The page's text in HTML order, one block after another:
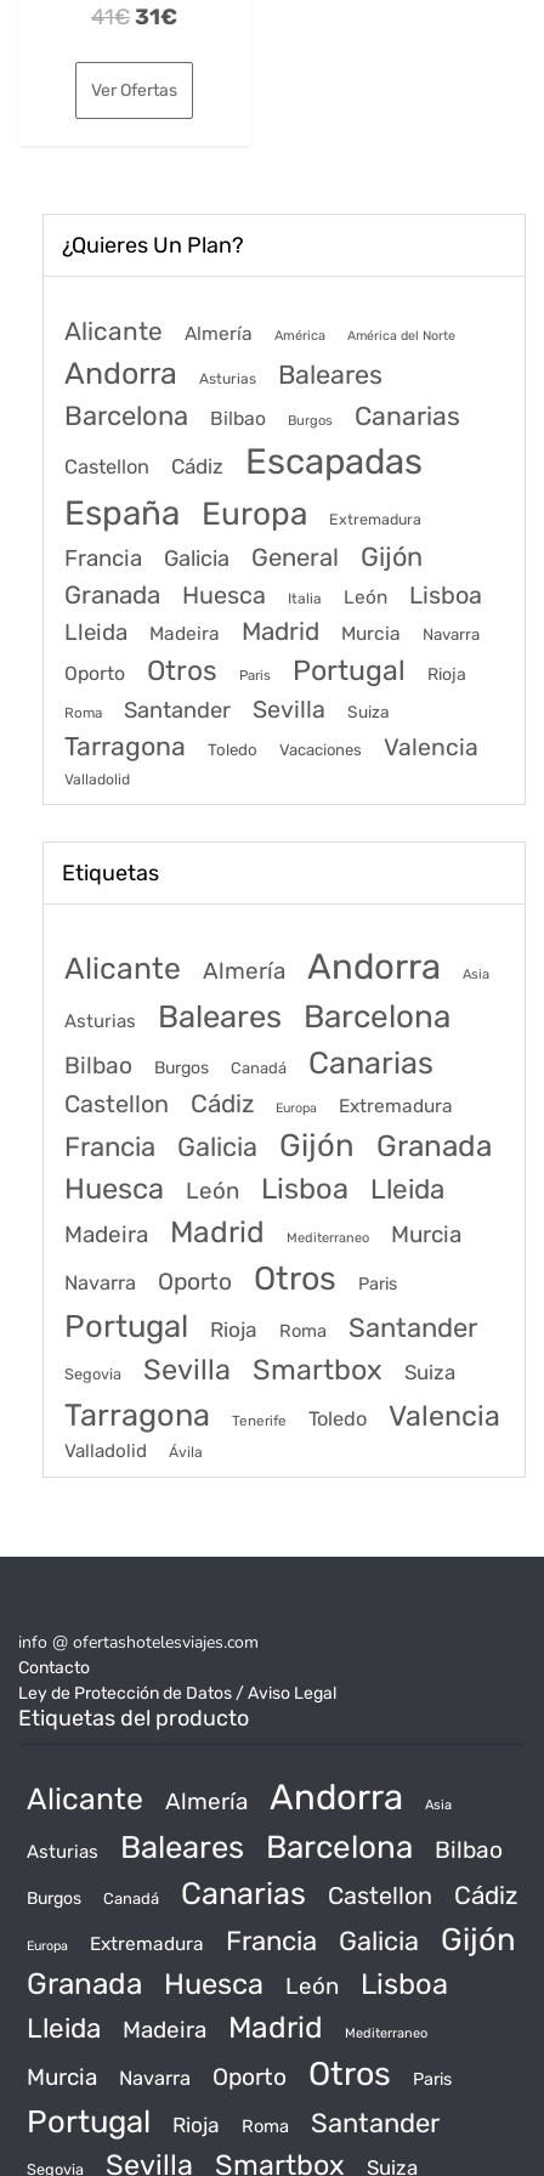
41€El
original
era:
31€El
es:
Ver Ofertas
¿Quieres Un Plan?
Alicante Almería América América del Norte
Andorra Asturias Baleares
Barcelona Bilbao Burgos Canarias
Castellon Cádiz Escapadas
España Europa Extremadura
Francia Galicia General Gijón
Granada Huesca Italia León Lisboa
Lleida Madeira Madrid Murcia Navarra
Oporto Otros Paris Portugal Rioja
Roma Santander Sevilla Suiza
Tarragona Toledo Vacaciones Valencia
Valladolid
Etiquetas
Alicante Almería Andorra Asia
Asturias Baleares Barcelona
Bilbao Burgos Canadá Canarias
Castellon Cádiz Europa Extremadura
Francia Galicia Gijón Granada
Huesca León Lisboa Lleida
Madeira Madrid Mediterraneo Murcia
Navarra Oporto Otros Paris
Portugal Rioja Roma Santander
Segovia Sevilla Smartbox Suiza
Tarragona Tenerife Toledo Valencia
Valladolid Ávila
info @ ofertashotelesviajes.com
Contacto
Ley de Protección de Datos / Aviso Legal
Etiquetas del producto
Alicante Almería Andorra Asia
Asturias Baleares Barcelona Bilbao
Burgos Canadá Canarias Castellon Cádiz
Europa Extremadura Francia Galicia Gijón
Granada Huesca León Lisboa
Lleida Madeira Madrid Mediterraneo
Murcia Navarra Oporto Otros Paris
Portugal Rioja Roma Santander
Segovia Sevilla Smartbox Suiza